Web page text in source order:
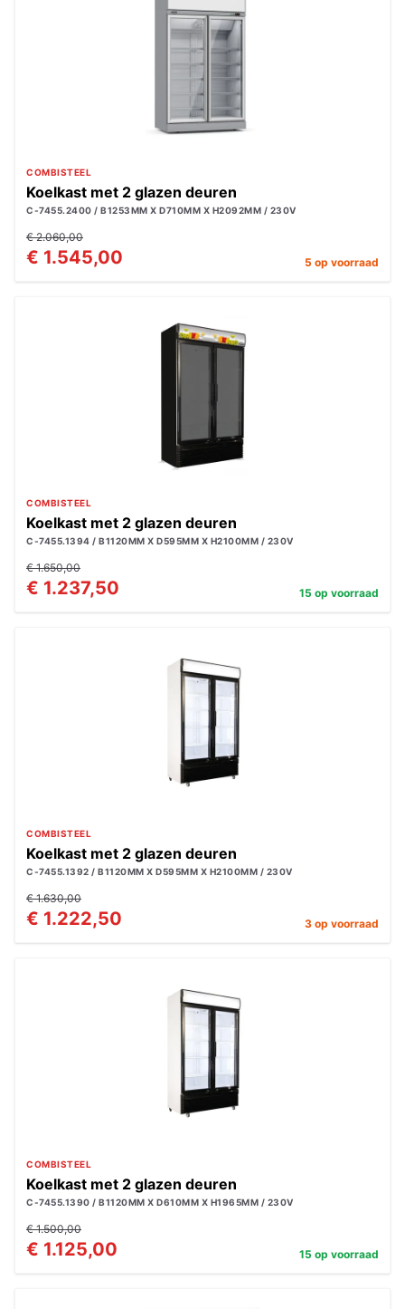
COMBISTEEL
Koelkast met 2 glazen deuren
C-7455.2400 / B1253MM X D710MM X H2092MM / 230V
€ 2.060,00
€ 1.545,00 5 op voorraad
COMBISTEEL
Koelkast met 2 glazen deuren
C-7455.1394 / B1120MM X D595MM X H2100MM / 230V
€ 1.650,00
€ 1.237,50 15 op voorraad
COMBISTEEL
Koelkast met 2 glazen deuren
C-7455.1392 / B1120MM X D595MM X H2100MM / 230V
€ 1.630,00
€ 1.222,50 3 op voorraad
COMBISTEEL
Koelkast met 2 glazen deuren
C-7455.1390 / B1120MM X D610MM X H1965MM / 230V
€ 1.500,00
€ 1.125,00 15 op voorraad